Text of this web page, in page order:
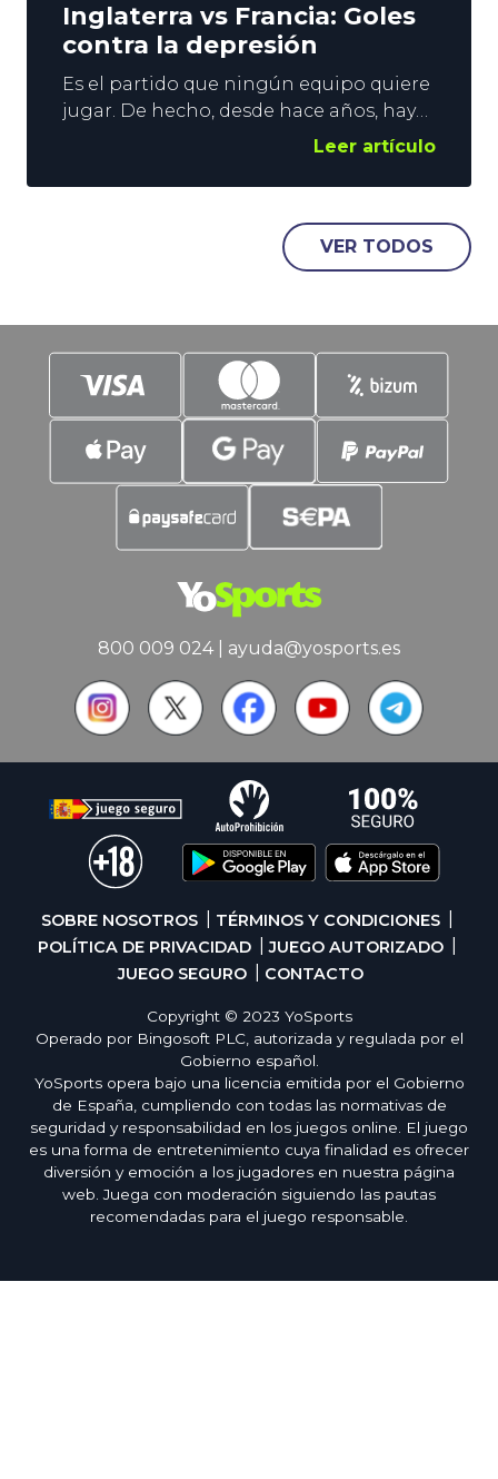
Inglaterra vs Francia: Goles
contra la depresión
Es el partido que ningún equipo quiere
jugar. De hecho, desde hace años, hay
voces que abogan por su desaparición.
Consolación. Sin embargo, sigue
vigente y, no nos confundamos, estos
duelos suelen dejar espectáculo, y
goles. Es justo en estos parámetros en
Leer artículo
VER TODOS
800 009 024| ayuda@yosports.es
SOBRE NOSOTROS
TÉRMINOS Y CONDICIONES
POLÍTICA DE PRIVACIDAD
JUEGO AUTORIZADO
JUEGO SEGURO
CONTACTO
Copyright © 2023 YoSports
Operado por Bingosoft PLC, autorizada y regulada por el
Gobierno español.
YoSports opera bajo una licencia emitida por el Gobierno
de España, cumpliendo con todas las normativas de
seguridad y responsabilidad en los juegos online. El juego
es una forma de entretenimiento cuya finalidad es ofrecer
diversión y emoción a los jugadores en nuestra página
web. Juega con moderación siguiendo las pautas
recomendadas para el juego responsable.